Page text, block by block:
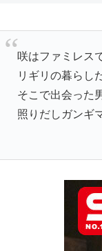
咲はファミレス
リギリの暮らし
そこで出会った
照りだしガンギ